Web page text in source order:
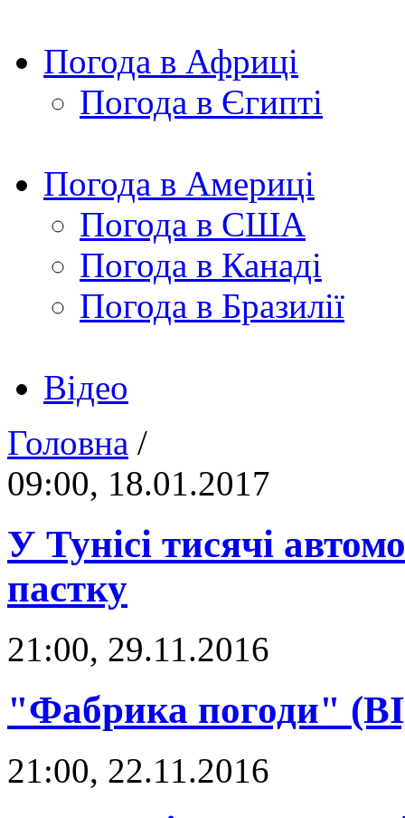
Погода в Африці
Погода в Єгипті
Погода в Америці
Погода в США
Погода в Канаді
Погода в Бразилії
Відео
Головна /
09:00, 18.01.2017
У Тунісі тисячі
пастку
21:00, 29.11.2016
"Фабрика погоди"
21:00, 22.11.2016